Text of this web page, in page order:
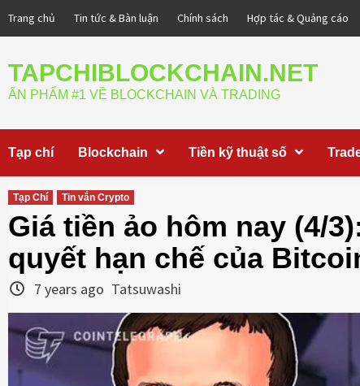
Trang chủ Tin tức & Bàn luận Chính sách Hợp tác & Quảng cáo
TAPCHIBLOCKCHAIN.NET
ẤN PHẨM #1 VỀ BLOCKCHAIN VÀ TRADING
Tạp chí Blockchain Tiền kỹ thuật số
Tạp Chí Tin vắn Crypto
Giá tiền ảo hôm nay (4/
quyết hạn chế của
7 years ago Tatsuwashi